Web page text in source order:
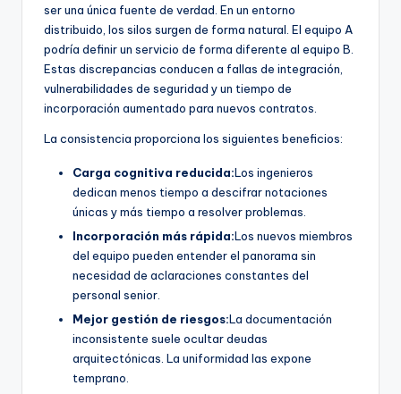
dser una única fuente de verdad. En un entorno
distribuido, los silos surgen de forma natural. El equipo A
podría definir un servicio de forma diferente al equipo B.
Estas discrepancias conducen a fallas de integración,
vulnerabilidades de seguridad y un tiempo de
incorporación aumentado para nuevos contratos.
La consistencia proporciona los siguientes beneficios:
Carga cognitiva reducida:Los ingenieros
dedican menos tiempo a descifrar notaciones
únicas y más tiempo a resolver problemas.
Incorporación más rápida:Los nuevos miembros
del equipo pueden entender el panorama sin
necesidad de aclaraciones constantes del
personal senior.
Mejor gestión de riesgos:La documentación
inconsistente suele ocultar deudas
arquitectónicas. La uniformidad las expone
temprano.